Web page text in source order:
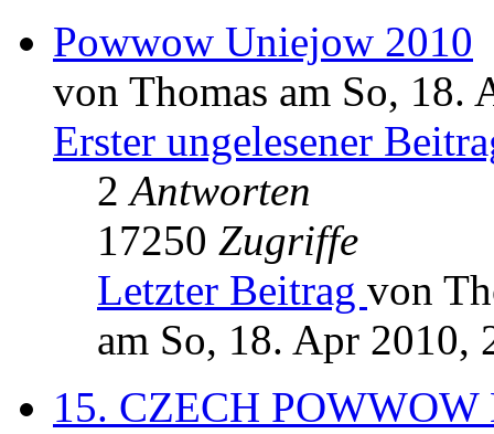
Powwow Uniejow 2010
von Thomas am So, 18.
Erster ungelesener
2Antworten
17250 Zugriffe
Letzter Beitrag von
am So, 18. Apr 2010,
15. CZECH POWWOW